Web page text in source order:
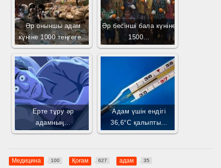
Әр оныншы адам
күніне 1000 теңгеге…
Әр бесінші бала күніне
1500…
Ерте тұру әр
адамның…
Адам үшін ендігі
36,6°C қалыпты…
Медицина 100 Қоғам 627 адам 35